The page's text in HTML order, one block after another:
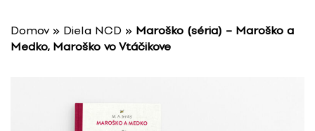
Domov » Diela NCD » Maroško (séria) – Maroško a
Medko, Maroško vo Vtáčikove